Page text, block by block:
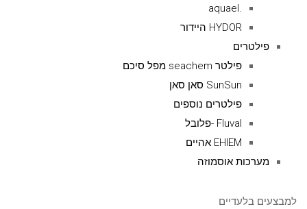
.aquael
HYDOR היידור
פילטרים
פילטר seachem מפל סיכם
SunSun סאן סאן
פילטרים נוספים
Fluval -פלובל
EHIEM אהיים
מערכות אוסמוזה
למבצעים בלעדיים